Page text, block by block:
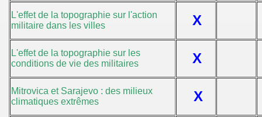
L'effet de la topographie sur l'action
militaire dans les villes
X
L'effet de la topographie sur les
conditions de vie des militaires
X
Mitrovica et Sarajevo : des milieux
climatiques extrêmes
X